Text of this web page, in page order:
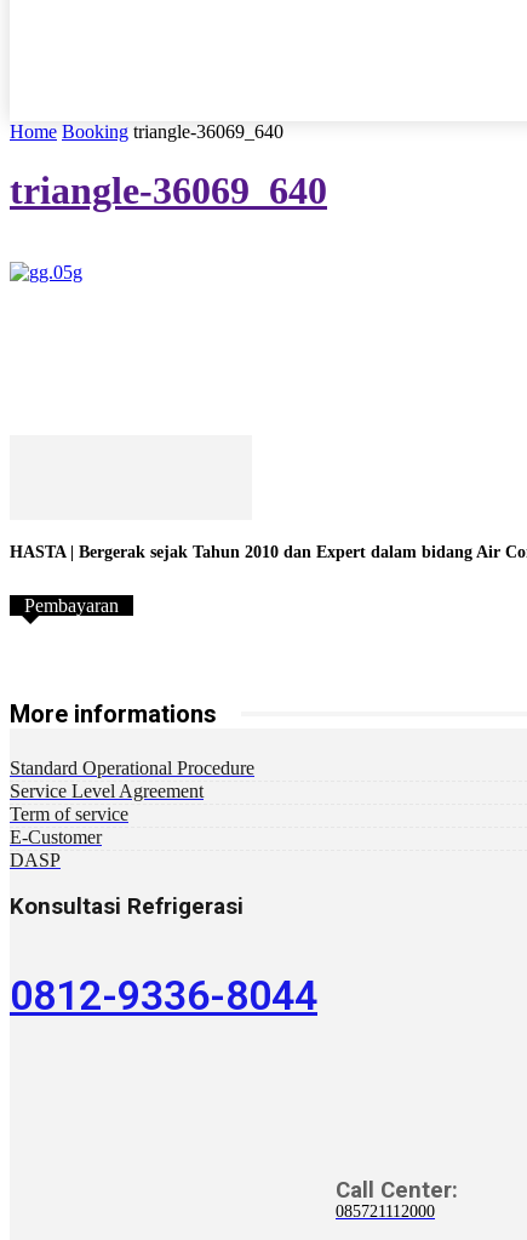
Home Booking triangle-36069_640
triangle-36069_640
HASTA | Bergerak sejak Tahun 2010 dan Expert dalam bidang Air
Pembayaran
More informations
Standard Operational Procedure
Service Level Agreement
Term of service
E-Customer
DASP
Konsultasi Refrigerasi
0812-9336-8044
Call Center:
085721112000